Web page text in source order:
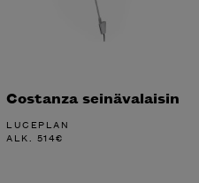
Costanza seinävalaisin
LUCEPLAN
ALK. 514€